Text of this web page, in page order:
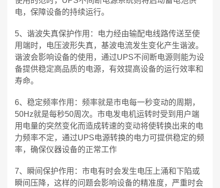
电，保障设备的持续运行。
5、谐波失真保护作用：电力经由输配电线路传送至使
用端时，电压波形失真，基波电流发生变化产生谐波。
谐波会影响设备的使用，通过UPS不间断电源则能为设
备提供稳定高品质的电源，有效提高设备的运行效率和
寿命。
6、稳定频率作用：频率就是市电每一秒变动的周期，
50Hz就是每秒50周次。市电发电机运转时受到用户端
用电量的突然变化而造成转速的变动将使转换出来的电
力频率不定，通过UPS电源转换的电力可提供稳定的频
率，确保仪器设备的正常工作
7、瞬间保护作用：市电有时会发生电压上涌和下陷或
瞬间压降，这样的问题会影响设备的精准度，严重时会